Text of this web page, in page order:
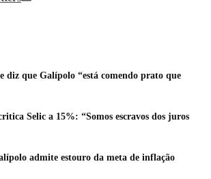
diz que Galípolo “está comendo prato que
Selic a 15%: “Somos escravos dos juros
admite estouro da meta de inflação